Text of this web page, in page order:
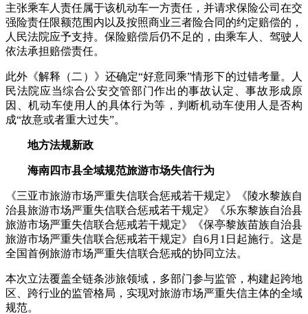
主张乘车人责任属于该机动车一方责任，并请求保险公司在交
强险责任限额范围内以及按照商业三者险合同的约定赔偿的，
人民法院应予支持。保险赔偿后仍不足的，由乘车人、驾驶人
依法承担赔偿责任。
此外《解释（二）》还确定“好意同乘”情形下的过错考量。人
民法院应当综合公安交管部门作出的事故认定、事故形成原
因、机动车使用人的具体行为等，判断机动车使用人是否构
成“故意或者重大过失”。
地方法规新政
海南四市县全域规范旅游市场失信行为
《三亚市旅游市场严重失信联合惩戒若干规定》《陵水黎族自
治县旅游市场严重失信联合惩戒若干规定》《乐东黎族自治县
旅游市场严重失信联合惩戒若干规定》《保亭黎族苗族自治县
旅游市场严重失信联合惩戒若干规定》自6月1日起施行。这是
全国首例旅游市场严重失信联合惩戒的协同立法。
本次立法覆盖全链条涉旅领域，多部门参与监管，构建起跨地
区、跨行业的监管格局，实现对旅游市场严重失信主体的全域
规范。